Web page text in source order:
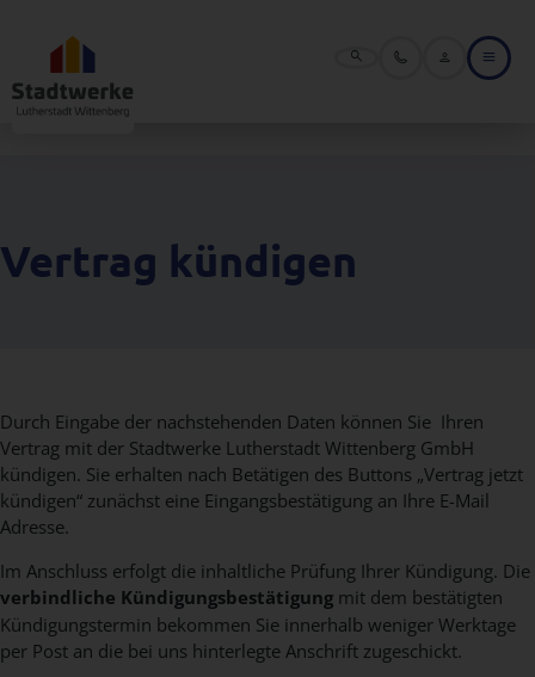
Suchbegriff eingeben und
Öffne die Suche
Vertrag kündigen
Durch Eingabe der nachstehenden Daten können Sie Ihren
Vertrag mit der Stadtwerke Lutherstadt Wittenberg GmbH
kündigen. Sie erhalten nach Betätigen des Buttons „Vertrag jetzt
kündigen“ zunächst eine Eingangsbestätigung an Ihre E-Mail
Adresse.
Im Anschluss erfolgt die inhaltliche Prüfung Ihrer Kündigung. Die
verbindliche Kündigungsbestätigung mit dem bestätigten
Kündigungstermin bekommen Sie innerhalb weniger Werktage
per Post an die bei uns hinterlegte Anschrift zugeschickt.